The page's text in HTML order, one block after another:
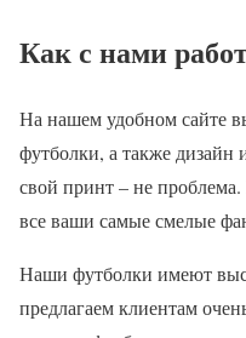
Как с нами
На нашем удобном сайте
футболки, а также дизайн
свой принт – не
все ваши самые смелые
Наши футболки имеют
предлагаем клиентам